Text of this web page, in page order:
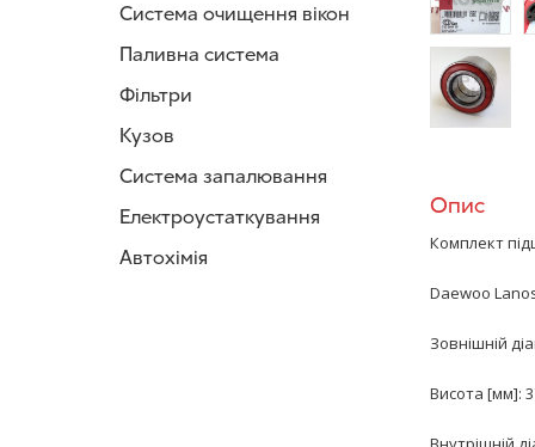
Система очищення вікон
Паливна система
Фільтри
Кузов
Система запалювання
Електроустаткування
Автохімія
/>
Опис
Комплект
Daewoo
Зовнішній
Висота [мм]: